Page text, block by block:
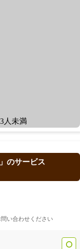
人未満
のサービス
い合わせください